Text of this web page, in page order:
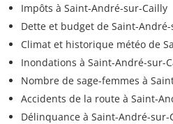
Impôts à Saint-André-sur-Cailly
Dette et budget de Saint-
Climat et historique météo de
Inondations à Saint-André-sur-
Nombre de sage-femmes à
Accidents de la route à Saint-
Délinquance à Saint-André-sur-